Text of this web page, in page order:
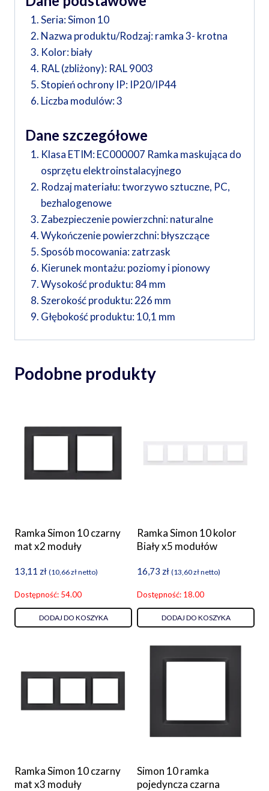
Seria:Simon 10
Nazwa produktu/Rodzaj:ramka 3- krotna
Kolor:biały
RAL (zbliżony): RAL 9003
Stopień ochrony IP: IP20/IP44
Liczba modulów:3
Dane szczegółowe
Klasa ETIM:EC000007 Ramka maskująca do
osprzętu elektroinstalacyjnego
Rodzaj materiału:tworzywo sztuczne, PC,
bezhalogenowe
Zabezpieczenie powierzchni:naturalne
Wykończenie powierzchni:błyszczące
Sposób mocowania:zatrzask
Kierunek montażu:poziomy i pionowy
Wysokość produktu:84 mm
Szerokość produktu:226 mm
Głębokość produktu:10,1 mm
Podobne produkty
Ramka Simon 10 czarny
mat x2 moduły
13,11 zł (10,66złnetto)
Dostępność: 54.00
DODAJ DO KOSZYKA
Ramka Simon 10 kolor
Biały x5 modułów
16,73 zł (13,60złnetto)
Dostępność: 18.00
DODAJ DO KOSZYKA
Ramka Simon 10 czarny
mat x3 moduły
Simon 10 ramka
pojedyncza czarna